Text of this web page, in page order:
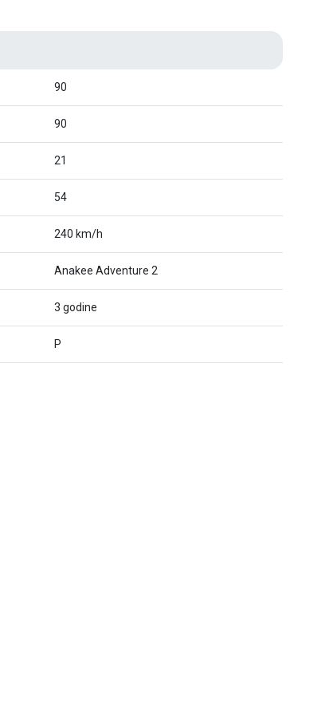
90
90
21
54
240 km/h
Anakee Adventure 2
3 godine
P